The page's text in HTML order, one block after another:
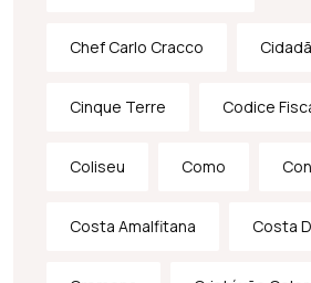
Chef Carlo Cracco
Cinque Terre Codice
Coliseu Como
Costa Amalfitana Costa